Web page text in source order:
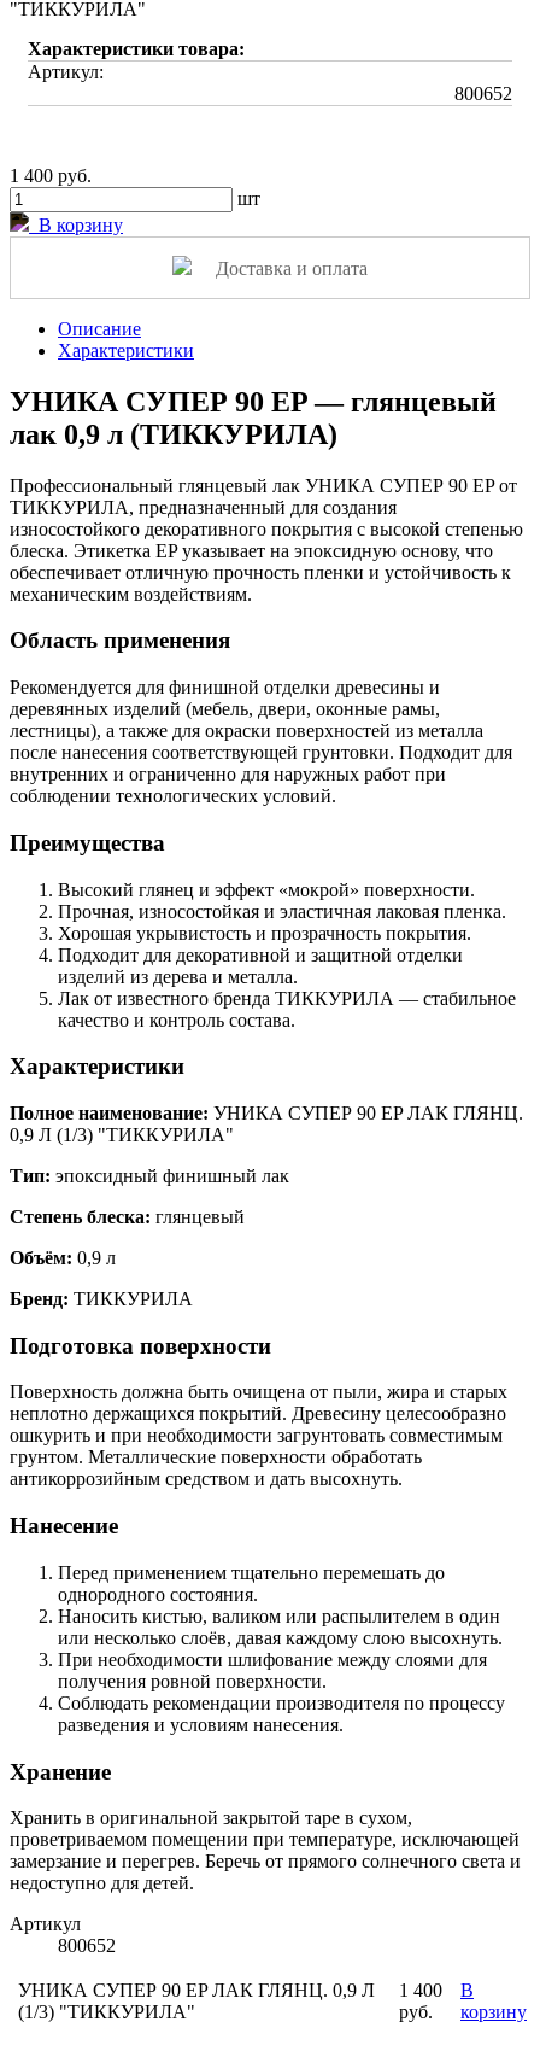
Характеристики товара:
Артикул:
800652
1 400 руб.
шт
В корзину
Доставка и оплата
Описание
Характеристики
УНИКА СУПЕР 90 EP — глянцевый
лак 0,9 л (ТИККУРИЛА)
Профессиональный глянцевый лак УНИКА СУПЕР 90 EP от
ТИККУРИЛА, предназначенный для создания
износостойкого декоративного покрытия с высокой степенью
блеска. Этикетка EP указывает на эпоксидную основу, что
обеспечивает отличную прочность пленки и устойчивость к
механическим воздействиям.
Область применения
Рекомендуется для финишной отделки древесины и
деревянных изделий (мебель, двери, оконные рамы,
лестницы), а также для окраски поверхностей из металла
после нанесения соответствующей грунтовки. Подходит для
внутренних и ограниченно для наружных работ при
соблюдении технологических условий.
Преимущества
Высокий глянец и эффект «мокрой» поверхности.
Прочная, износостойкая и эластичная лаковая пленка.
Хорошая укрывистость и прозрачность покрытия.
Подходит для декоративной и защитной отделки
изделий из дерева и металла.
Лак от известного бренда ТИККУРИЛА — стабильное
качество и контроль состава.
Характеристики
Полное наименование: УНИКА СУПЕР 90 EP ЛАК ГЛЯНЦ.
0,9 Л (1/3) "ТИККУРИЛА"
Тип: эпоксидный финишный лак
Степень блеска: глянцевый
Объём: 0,9 л
Бренд: ТИККУРИЛА
Подготовка поверхности
Поверхность должна быть очищена от пыли, жира и старых
неплотно держащихся покрытий. Древесину целесообразно
ошкурить и при необходимости загрунтовать совместимым
грунтом. Металлические поверхности обработать
антикоррозийным средством и дать высохнуть.
Нанесение
Перед применением тщательно перемешать до
однородного состояния.
Наносить кистью, валиком или распылителем в один
или несколько слоёв, давая каждому слою высохнуть.
При необходимости шлифование между слоями для
получения ровной поверхности.
Соблюдать рекомендации производителя по процессу
разведения и условиям нанесения.
Хранение
Хранить в оригинальной закрытой таре в сухом,
проветриваемом помещении при температуре, исключающей
замерзание и перегрев. Беречь от прямого солнечного света и
недоступно для детей.
Артикул
800652
УНИКА СУПЕР 90 EP ЛАК ГЛЯНЦ. 0,9 Л
(1/3) "ТИККУРИЛА"
1 400
руб.
В
корзину